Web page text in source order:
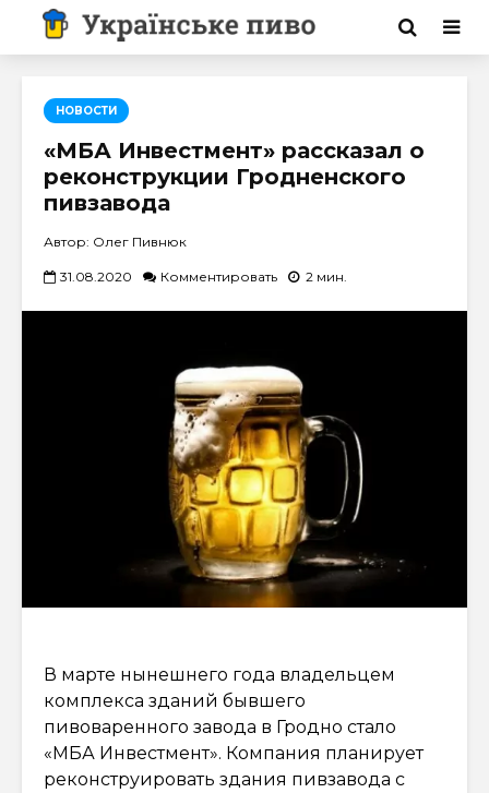
НОВОСТИ
«МБА Инвестмент» рассказал о
реконструкции Гродненского
пивзавода
Автор: Олег Пивнюк
31.08.2020 Комментировать 2 мин.
В марте нынешнего года владельцем
комплекса зданий бывшего
пивоваренного завода в Гродно стало
«МБА Инвестмент». Компания планирует
реконструировать здания пивзавода с